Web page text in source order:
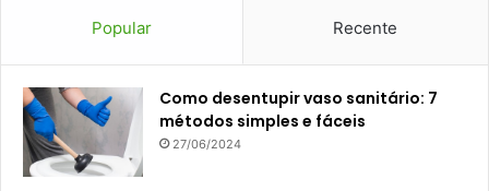
Popular Recente
Como desentupir vaso sanitário: 7
métodos simples e fáceis
27/06/2024